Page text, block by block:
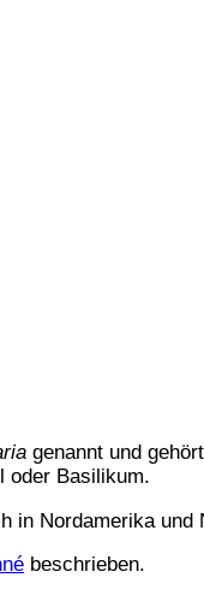
genannt und
oder Basilikum.
in Nordamerika und
beschrieben.